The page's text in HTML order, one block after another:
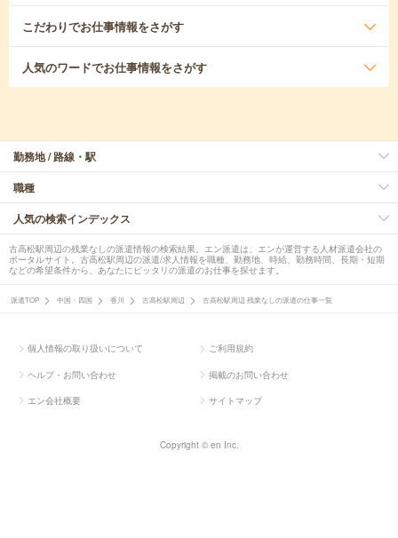
こだわりでお仕事情報をさがす
人気のワードでお仕事情報をさがす
勤務地 / 路線・駅
職種
人気の検索インデックス
古高松駅周辺の残業なしの派遣情報の検索結果。エン派遣は、エンが運営する人材派遣会社の
ポータルサイト。古高松駅周辺の派遣/求人情報を職種、勤務地、時給、勤務時間、長期・短期
などの希望条件から、あなたにピッタリの派遣のお仕事を探せます。
派遣TOP 中国・四国 香川 古高松駅周辺 古高松駅周辺 残業なしの派遣の仕事一覧
個人情報の取り扱いについて ご利用規約
ヘルプ・お問い合わせ 掲載のお問い合わせ
エン会社概要 サイトマップ
Copyright © en Inc.